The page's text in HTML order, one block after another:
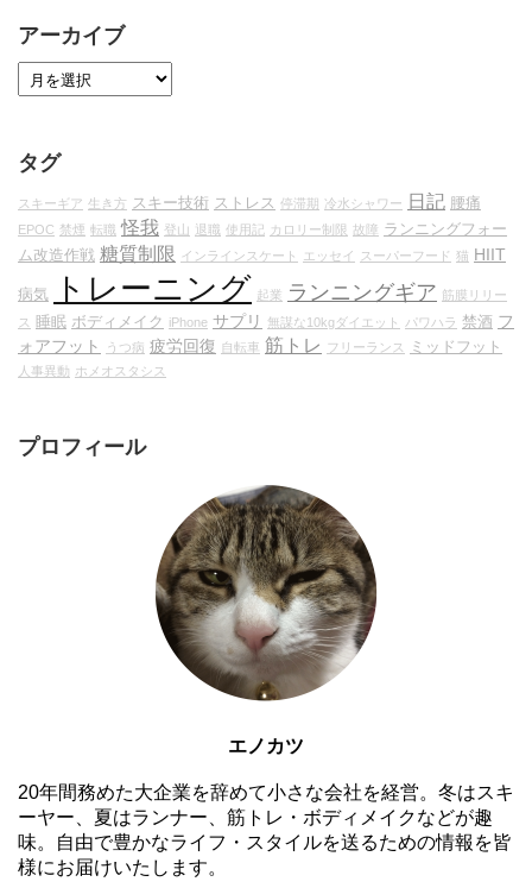
アーカイブ
タグ
スキーギア 生き方 スキー技術 ストレス 停滞期 冷水シャワー 日記 腰痛
EPOC 禁煙 転職 怪我 登山 退職 使用記 カロリー制限 故障 ランニングフォー
ム改造作戦 糖質制限 インラインスケート エッセイ スーパーフード 猫 HIIT
病気 トレーニング 起業 ランニングギア 筋膜リリー
ス
睡眠 ボディメイク iPhone サプリ 無謀な10kgダイエット パワハラ 禁酒 フ
ォアフット
うつ病 疲労回復 自転車 筋トレ フリーランス ミッドフット
人事異動 ホメオスタシス
プロフィール
エノカツ
20年間務めた大企業を辞めて小さな会社を経営。冬はスキ
ーヤー、夏はランナー、筋トレ・ボディメイクなどが趣
味。自由で豊かなライフ・スタイルを送るための情報を皆
様にお届けいたします。